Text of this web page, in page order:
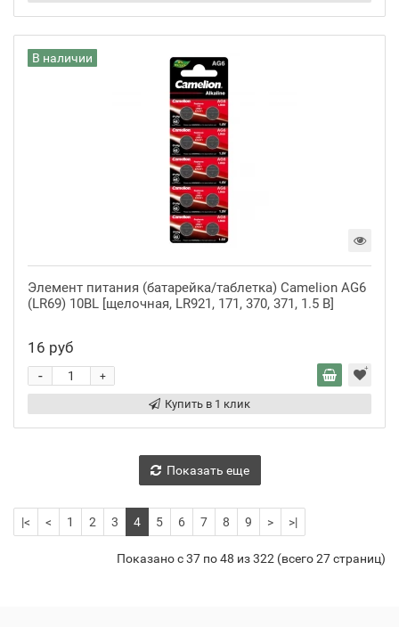
В наличии
Элемент питания (батарейка/таблетка) Camelion AG6
(LR69) 10BL [щелочная, LR921, 171, 370, 371, 1.5 В]
16 руб
+
-
Купить в 1 клик
Показать еще
|< < 1 2 3 4 5 6 7 8 9 > >|
Показано с 37 по 48 из 322 (всего 27 страниц)